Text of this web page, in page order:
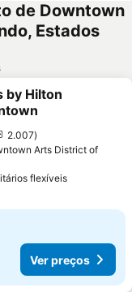
de Downtown
Estados
favoritos
by Hilton
2.007
Arts District of
flexíveis
Ver preços